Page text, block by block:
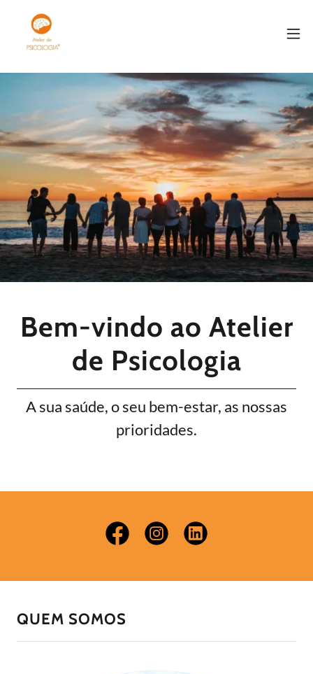
Bem-vindo ao Atelier
de Psicologia
A sua saúde, o seu bem-estar, as nossas
prioridades.
QUEM SOMOS